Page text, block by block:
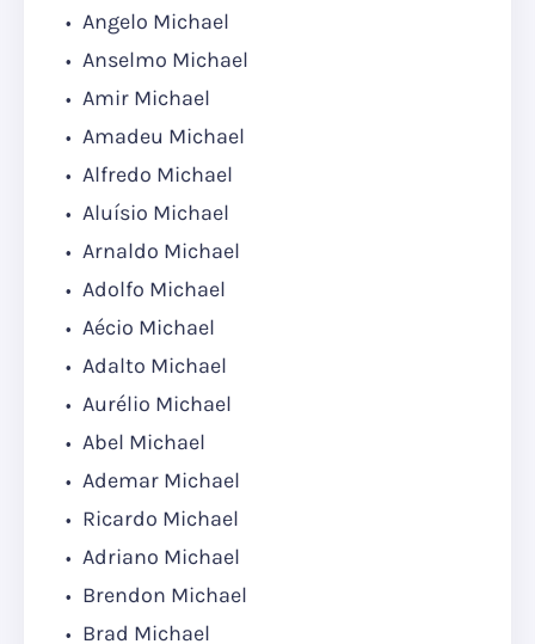
Angelo Michael
Anselmo Michael
Amir Michael
Amadeu Michael
Alfredo Michael
Aluísio Michael
Arnaldo Michael
Adolfo Michael
Aécio Michael
Adalto Michael
Aurélio Michael
Abel Michael
Ademar Michael
Ricardo Michael
Adriano Michael
Brendon Michael
Brad Michael